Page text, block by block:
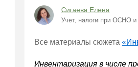
Сигаева Елена
Учет, налоги при ОСНО
Все материалы сюжета
Инвентаризация в числе